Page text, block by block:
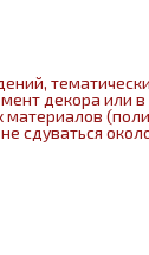
декора или
материалов
сдуваться